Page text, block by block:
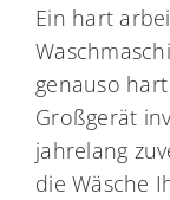
Ein hart
genauso
Großgerät
jahrelang
die Wäsche